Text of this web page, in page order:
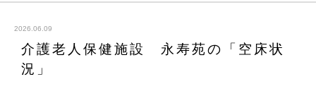
2026.06.09
介護老人保健施設 永寿苑の「空床状
況」